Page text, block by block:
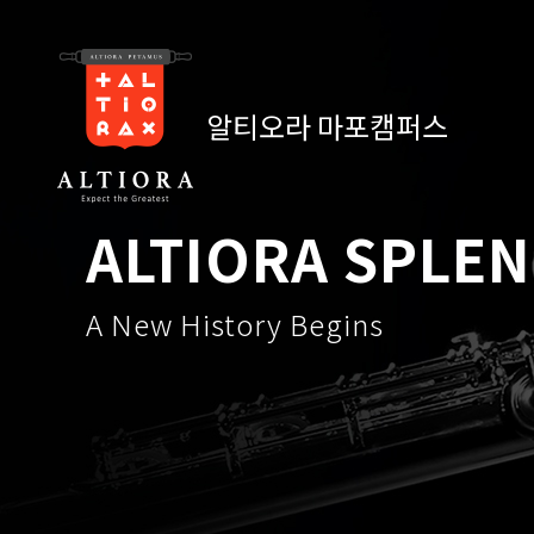
알티오라 마포캠퍼스
ALTIORA
A New History Begins